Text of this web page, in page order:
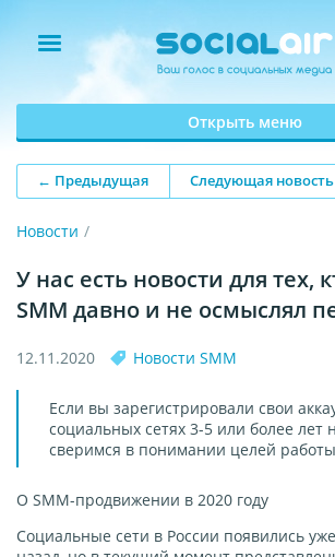
Открыть меню
← Предыдущая Следующая
Новости
У нас есть новости для тех,
SMM давно и не осмыслял
12.11.2020 Новости SMM
Если вы зарегистрировали свои
социальных сетях 3-5 или более лет
сверимся в понимании целей
О SMM-продвижении в 2020 году
Социальные сети в России появились